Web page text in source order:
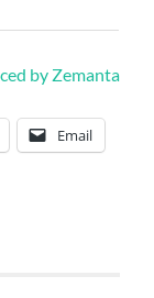
Email